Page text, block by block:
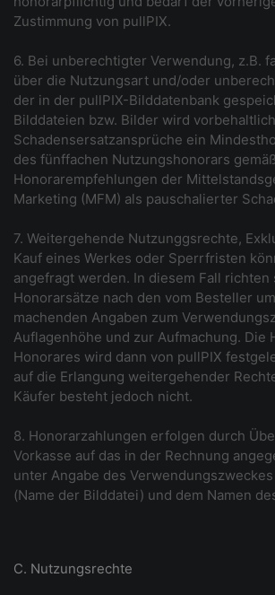
Zustimmung von pullPIX.
6. Bei unberechtigter Verwendung, z.B.
über die Nutzungsart und/oder
der in der pullPIX-Bilddatenbank
Bilddateien bzw. Bilder wird
Schadensersatzansprüche ein
des fünffachen Nutzungshonorars
Honorarempfehlungen der
Marketing (MFM) als pauschalierter
7. Weitergehende Nutzunggsrechte,
Kauf eines Werkes oder Sperrfristen
angefragt werden. In diesem Fall richten
Honorarsätze nach den vom Besteller
machenden Angaben zum
Auflagenhöhe und zur Aufmachung. Die
Honorares wird dann von pullPIX
auf die Erlangung weitergehender
Käufer besteht jedoch nicht.
8. Honorarzahlungen erfolgen durch
Vorkasse auf das in der Rechnung
unter Angabe des
(Name der Bilddatei) und dem Namen
C. Nutzungsrechte